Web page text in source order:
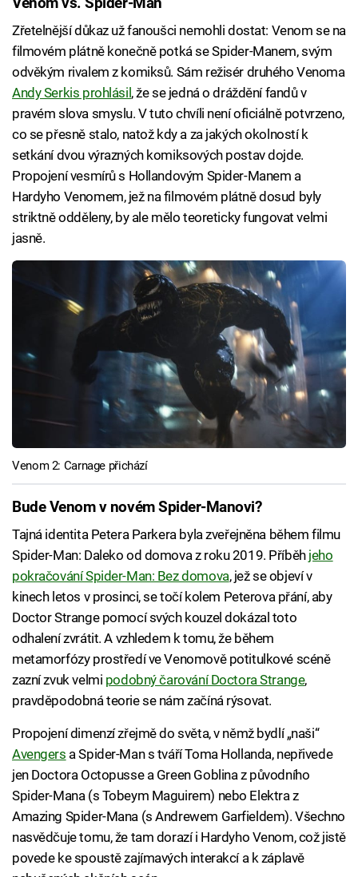
Zřetelnější důkaz už fanoušci nemohli dostat: Venom se na
filmovém plátně konečně potká se Spider-Manem, svým
odvěkým rivalem z komiksů. Sám režisér druhého Venoma
Andy Serkis prohlásil, že se jedná o dráždění fandů v
pravém slova smyslu. V tuto chvíli není oficiálně potvrzeno,
co se přesně stalo, natož kdy a za jakých okolností k
setkání dvou výrazných komiksových postav dojde.
Propojení vesmírů s Hollandovým Spider-Manem a
Hardyho Venomem, jež na filmovém plátně dosud byly
striktně odděleny, by ale mělo teoreticky fungovat velmi
jasně.
Venom 2: Carnage přichází
Bude Venom v novém Spider-Manovi?
Tajná identita Petera Parkera byla zveřejněna během filmu
Spider-Man: Daleko od domova z roku 2019. Příběh jeho
pokračování Spider-Man: Bez domova, jež se objeví v
kinech letos v prosinci, se točí kolem Peterova přání, aby
Doctor Strange pomocí svých kouzel dokázal toto
odhalení zvrátit. A vzhledem k tomu, že během
metamorfózy prostředí ve Venomově potitulkové scéně
zazní zvuk velmi podobný čarování Doctora Strange,
pravděpodobná teorie se nám začíná rýsovat.
Propojení dimenzí zřejmě do světa, v němž bydlí „naši“
Avengers a Spider-Man s tváří Toma Hollanda, nepřivede
jen Doctora Octopusse a Green Goblina z původního
Spider-Mana (s Tobeym Maguirem) nebo Elektra z
Amazing Spider-Mana (s Andrewem Garfieldem). Všechno
nasvědčuje tomu, že tam dorazí i Hardyho Venom, což jistě
povede ke spoustě zajímavých interakcí a k záplavě